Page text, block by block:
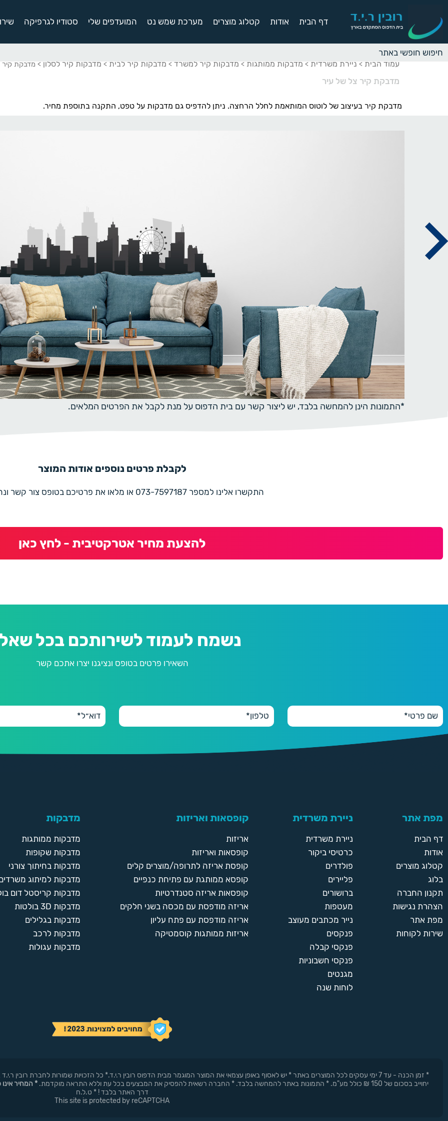
דף הבית אודות קטלוג מוצרים מערכת שמש נט המועדפים שלי סטודיו לגרפיקה
עמוד הבית > ניירת משרדית > מדבקות ממותגות > מדבקות קיר למשרד > מדבקות קיר לבית > מדבקות קיר לסלון > מדבקת קיר
מדבקת קיר צל של עיר
מדבקת קיר בעיצוב של לוטוס המותאמת לחלל הרחצה. ניתן להדפיס גם מדבקות על טפט, התקנה בתוספת מחיר.
*התמונות הינן להמחשה בלבד, יש ליצור קשר עם בית הדפוס על מנת לקבל את הפרטים המלאים.
לקבלת פרטים נוספים אודות המוצר
התקשרו אלינו למספר 073-7597187 או מלאו את פרטיכם בטופס צור קשר ונחזור בהקדם
להצעת מחיר אטרקטיבית - לחץ כאן
נשמח לעמוד לשירותכם בכל
השאירו פרטים בטופס ונציגנו יצרו אתכם קשר
מפת אתר
דף הבית
אודות
קטלוג מוצרים
בלוג
תקנון החברה
הצהרת נגישות
מפת אתר
שירות לקוחות
ניירת משרדית
ניירת משרדית
כרטיסי ביקור
פולדרים
פליירים
ברושורים
מעטפות
נייר מכתבים מעוצב
פנקסים
פנקסי קבלה
פנקסי חשבוניות
מגנטים
לוחות שנה
קופסאות ואריזות
אריזות
קופסאות ואריזות
קופסת אריזה לתרופה/מוצרים קלים
קופסא ממותגת עם פתיחת כנפיים
קופסאות אריזה סטנדרטיות
אריזה מודפסת עם מכסה בשני חלקים
אריזה מודפסת עם פתח עליון
אריזות ממותגות קוסמטיקה
מדבקות
מדבקות ממותגות
מדבקות שקופות
מדבקות בחיתוך צורני
מדבקות למיתוג
מדבקות קריסטל דום
מדבקות 3D בולטות
מדבקות בגלילים
מדבקות לרכב
מדבקות עגולות
* זמן הכנה - עד 7 ימי עסקים לכל המוצרים באתר * יש לאסוף באופן עצמאי את המוצר המוגמר מבית הדפוס רובין ר.י.ד.* כל הזכויות שמורות לחברת
יחוייב בסכום של 150 ₪ כולל מע"מ. * התמונות באתר להמחשה בלבד. * החברה רשאית להפסיק את המבצעים בכל עת וללא התראה מוקדמת.
* המחיר
דרך האתר בלבד ! * ט.ל.ח
This site is protected by reCAPTCHA